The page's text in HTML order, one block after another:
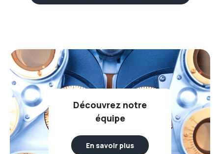
Découvrez notre
équipe
En savoir plus